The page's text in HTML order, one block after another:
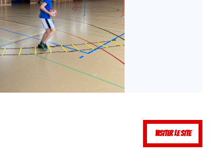
VISITER LE SITE